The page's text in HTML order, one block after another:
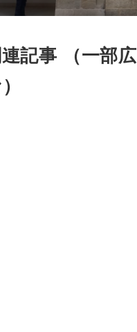
連記事 （一部